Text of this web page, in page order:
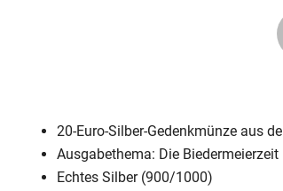
20-Euro-Silber-Gedenkmünze aus
Ausgabethema: Die Biedermeierzeit
Echtes Silber (900/1000)